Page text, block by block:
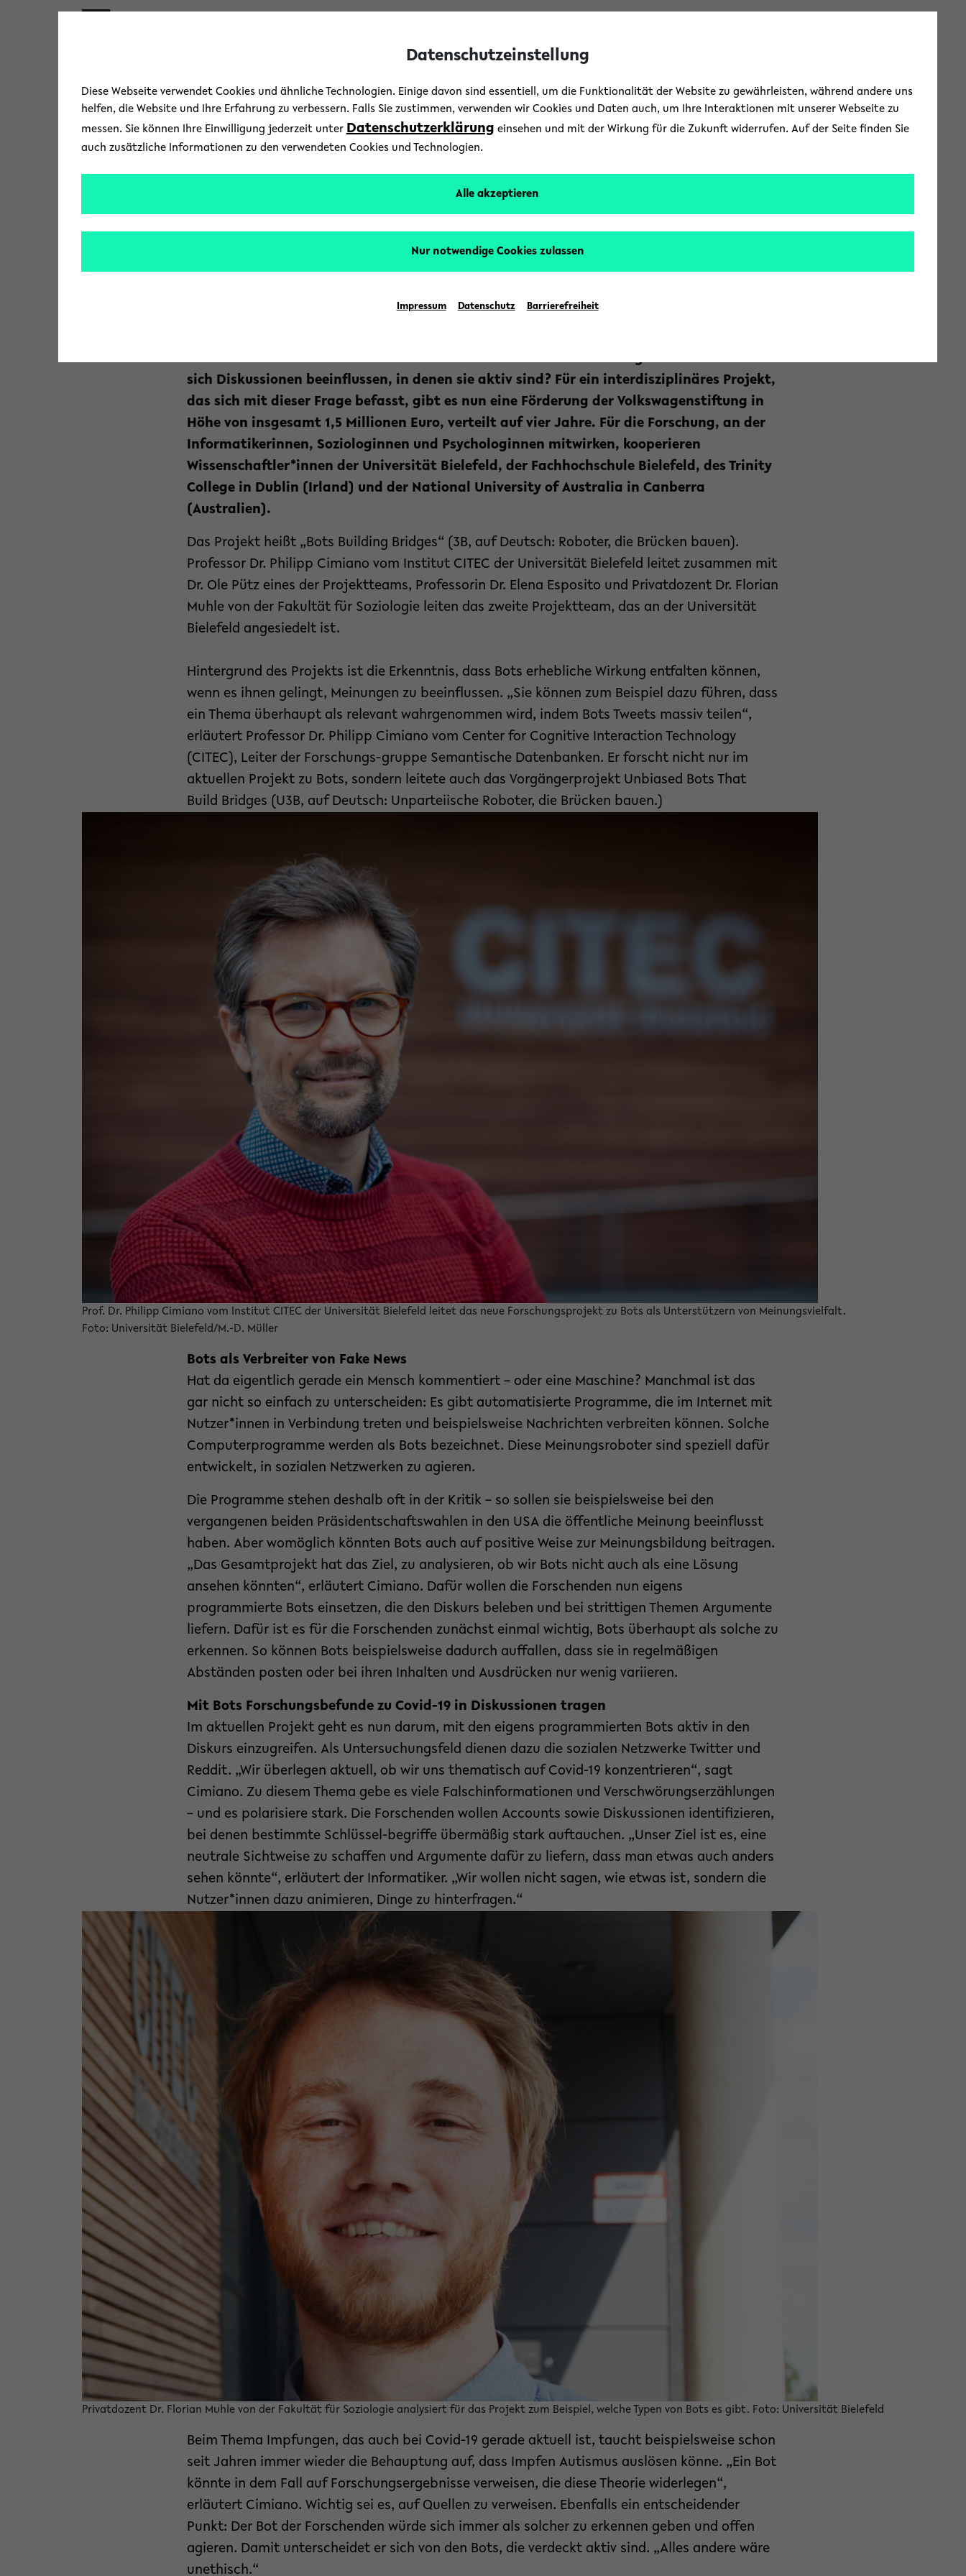
Skip to main content
« Zurück zur Übersicht
Forschung/Menschen/ News
Covid-19-Debatten und andere Online-Diskussionen mithilfe
von Bots vielseitiger machen
18. Dezember 2020
Bots stehen als Programme, die automatisiert mit Nutzerinnen in Verbindung treten, oft
Covid-19-Pandemie zu verbreiten. Welchen Einfluss haben Bots aber genau und wie lassen
sich Diskussionen beeinflussen, in denen sie aktiv sind? Für ein interdisziplinäres Projekt,
das sich mit dieser Frage befasst, gibt es nun eine Förderung der Volkswagenstiftung in
Höhe von insgesamt 1,5 Millionen Euro, verteilt auf vier Jahre. Für die Forschung, an der
Informatikerinnen, Soziologinnen und Psychologinnen mitwirken, kooperieren
Wissenschaftler*innen der Universität Bielefeld, der Fachhochschule Bielefeld, des Trinity
College in Dublin (Irland) und der National University of Australia in Canberra
(Australien).
Das Projekt heißt „Bots Building Bridges“ (3B, auf Deutsch: Roboter, die Brücken bauen).
Professor Dr. Philipp Cimiano vom Institut CITEC der Universität Bielefeld leitet zusammen mit
Dr. Ole Pütz eines der Projektteams, Professorin Dr. Elena Esposito und Privatdozent Dr. Florian
Muhle von der Fakultät für Soziologie leiten das zweite Projektteam, das an der Universität
Bielefeld angesiedelt ist.
Hintergrund des Projekts ist die Erkenntnis, dass Bots erhebliche Wirkung entfalten können,
wenn es ihnen gelingt, Meinungen zu beeinflussen. „Sie können zum Beispiel dazu führen, dass
ein Thema überhaupt als relevant wahrgenommen wird, indem Bots Tweets massiv teilen“,
erläutert Professor Dr. Philipp Cimiano vom Center for Cognitive Interaction Technology
(CITEC), Leiter der Forschungs-gruppe Semantische Datenbanken. Er forscht nicht nur im
aktuellen Projekt zu Bots, sondern leitete auch das Vorgängerprojekt Unbiased Bots That
Build Bridges (U3B, auf Deutsch: Unparteiische Roboter, die Brücken bauen.)
Prof. Dr. Philipp Cimiano vom Institut CITEC der Universität Bielefeld leitet das neue Forschungsprojekt zu Bots als Unterstützern von Meinungsvielfalt.
Foto: Universität Bielefeld/M.-D. Müller
Bots als Verbreiter von Fake News
Hat da eigentlich gerade ein Mensch kommentiert – oder eine Maschine? Manchmal ist das
gar nicht so einfach zu unterscheiden: Es gibt automatisierte Programme, die im Internet mit
Nutzer*innen in Verbindung treten und beispielsweise Nachrichten verbreiten können. Solche
Computerprogramme werden als Bots bezeichnet. Diese Meinungsroboter sind speziell dafür
entwickelt, in sozialen Netzwerken zu agieren.
Die Programme stehen deshalb oft in der Kritik – so sollen sie beispielsweise bei den
vergangenen beiden Präsidentschaftswahlen in den USA die öffentliche Meinung beeinflusst
haben. Aber womöglich könnten Bots auch auf positive Weise zur Meinungsbildung beitragen.
„Das Gesamtprojekt hat das Ziel, zu analysieren, ob wir Bots nicht auch als eine Lösung
ansehen könnten“, erläutert Cimiano. Dafür wollen die Forschenden nun eigens
programmierte Bots einsetzen, die den Diskurs beleben und bei strittigen Themen Argumente
liefern. Dafür ist es für die Forschenden zunächst einmal wichtig, Bots überhaupt als solche zu
erkennen. So können Bots beispielsweise dadurch auffallen, dass sie in regelmäßigen
Abständen posten oder bei ihren Inhalten und Ausdrücken nur wenig variieren.
Mit Bots Forschungsbefunde zu Covid-19 in Diskussionen tragen
Im aktuellen Projekt geht es nun darum, mit den eigens programmierten Bots aktiv in den
Diskurs einzugreifen. Als Untersuchungsfeld dienen dazu die sozialen Netzwerke Twitter und
Reddit. „Wir überlegen aktuell, ob wir uns thematisch auf Covid-19 konzentrieren“, sagt
Cimiano. Zu diesem Thema gebe es viele Falschinformationen und Verschwörungserzählungen
– und es polarisiere stark. Die Forschenden wollen Accounts sowie Diskussionen identifizieren,
bei denen bestimmte Schlüssel-begriffe übermäßig stark auftauchen. „Unser Ziel ist es, eine
neutrale Sichtweise zu schaffen und Argumente dafür zu liefern, dass man etwas auch anders
sehen könnte“, erläutert der Informatiker. „Wir wollen nicht sagen, wie etwas ist, sondern die
Nutzer*innen dazu animieren, Dinge zu hinterfragen.“
Privatdozent Dr. Florian Muhle von der Fakultät für Soziologie analysiert für das Projekt zum Beispiel, welche Typen von Bots es gibt. Foto: Universität Bielefeld
Beim Thema Impfungen, das auch bei Covid-19 gerade aktuell ist, taucht beispielsweise schon
seit Jahren immer wieder die Behauptung auf, dass Impfen Autismus auslösen könne. „Ein Bot
könnte in dem Fall auf Forschungsergebnisse verweisen, die diese Theorie widerlegen“,
erläutert Cimiano. Wichtig sei es, auf Quellen zu verweisen. Ebenfalls ein entscheidender
Punkt: Der Bot der Forschenden würde sich immer als solcher zu erkennen geben und offen
agieren. Damit unterscheidet er sich von den Bots, die verdeckt aktiv sind. „Alles andere wäre
unethisch.“
Datenschutzeinstellung
Diese Webseite verwendet Cookies und ähnliche Technologien. Einige davon sind essentiell, um die Funktionalität der Website zu gewährleisten, während andere uns
helfen, die Website und Ihre Erfahrung zu verbessern. Falls Sie zustimmen, verwenden wir Cookies und Daten auch, um Ihre Interaktionen mit unserer Webseite zu
messen. Sie können Ihre Einwilligung jederzeit unter Datenschutzerklärung einsehen und mit der Wirkung für die Zukunft widerrufen. Auf der Seite finden Sie
auch zusätzliche Informationen zu den verwendeten Cookies und Technologien.
Alle akzeptieren
Nur notwendige Cookies zulassen
Impressum Datenschutz Barrierefreiheit